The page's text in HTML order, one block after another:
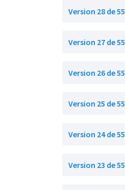
Version 28 de 55
Version 27 de 55
Version 26 de 55
Version 25 de 55
Version 24 de 55
Version 23 de 55